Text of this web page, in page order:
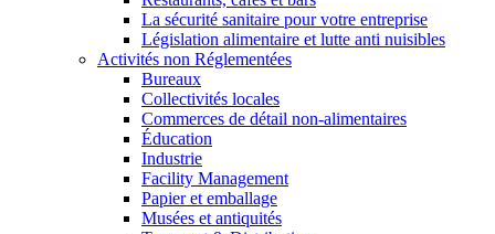
La sécurité sanitaire pour votre entreprise
Législation alimentaire et lutte anti nuisibles
Activités non Réglementées
Bureaux
Collectivités locales
Commerces de détail non-alimentaires
Éducation
Industrie
Facility Management
Papier et emballage
Musées et antiquités